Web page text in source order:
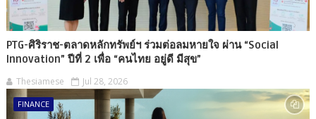
PTG-ศิริราช-ตลาดหลักทรัพย์ฯ ร่วมต่อลมหายใจ ผ่าน “Social
Innovation” ปีที่ 2 เพื่อ “คนไทย อยู่ดี มีสุข”
Thesiamese Jul 28, 2026
FINANCE